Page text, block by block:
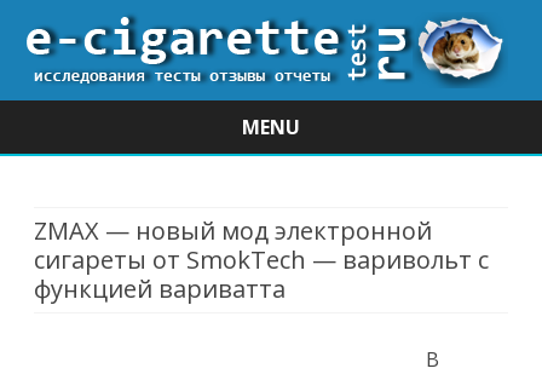
MENU
ZMAX — новый мод электронной
сигареты от SmokTech — варивольт с
функцией вариватта
В